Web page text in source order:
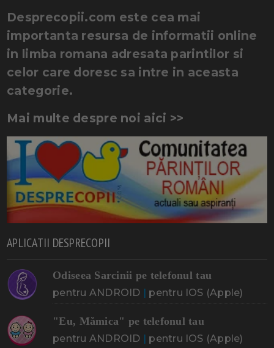
Desprecopii.com este cea mai
importanta resursa de informatii online
in limba romana adresata parintilor si
celor care doresc sa intre in aceasta
categorie.
Mai multe despre noi aici >>
APLICATII DESPRECOPII
Odiseea Sarcinii pe telefonul tau
pentru ANDROID | pentru IOS (Apple)
"Eu, Mămica" pe telefonul tau
pentru ANDROID | pentru IOS (Apple)